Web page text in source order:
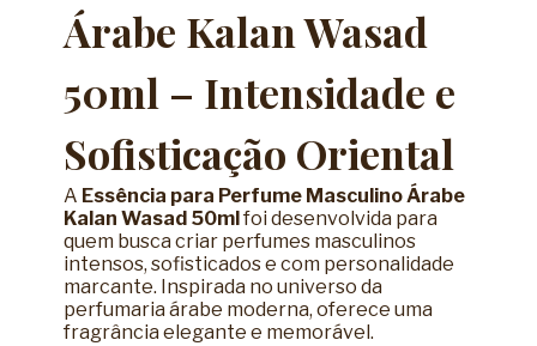
Árabe Kalan Wasad
50ml – Intensidade e
Sofisticação Oriental
A Essência para Perfume Masculino Árabe
Kalan Wasad 50ml foi desenvolvida para
quem busca criar perfumes masculinos
intensos, sofisticados e com personalidade
marcante. Inspirada no universo da
perfumaria árabe moderna, oferece uma
fragrância elegante e memorável.